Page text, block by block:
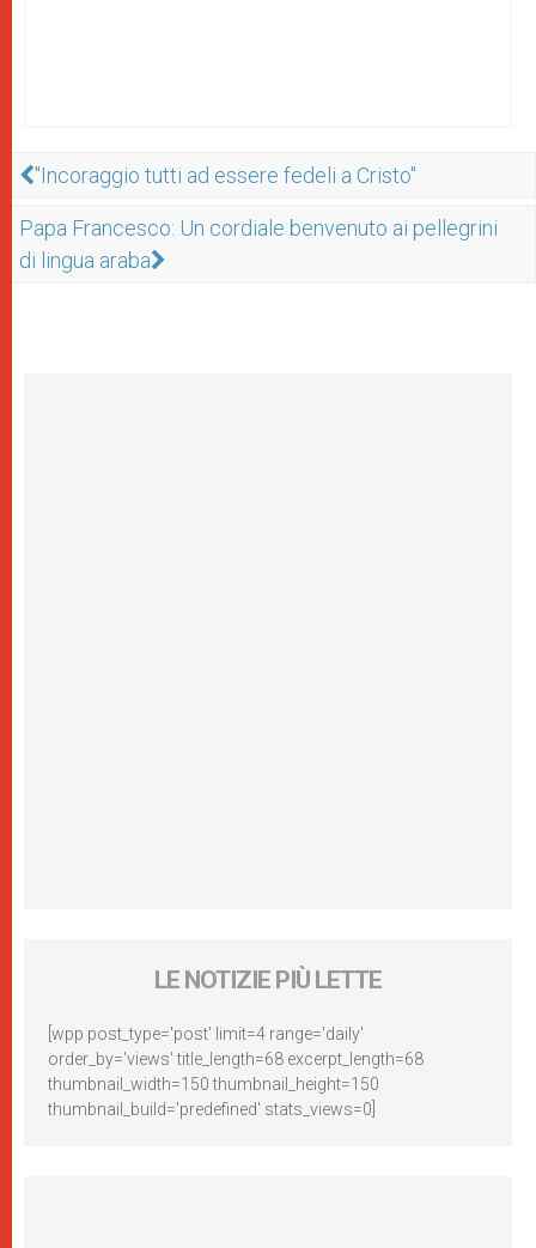
"Incoraggio tutti ad essere fedeli a Cristo"
Papa Francesco: Un cordiale benvenuto ai pellegrini
di lingua araba
LE NOTIZIE PIÙ LETTE
[wpp post_type='post' limit=4 range='daily'
order_by='views' title_length=68 excerpt_length=68
thumbnail_width=150 thumbnail_height=150
thumbnail_build='predefined' stats_views=0]